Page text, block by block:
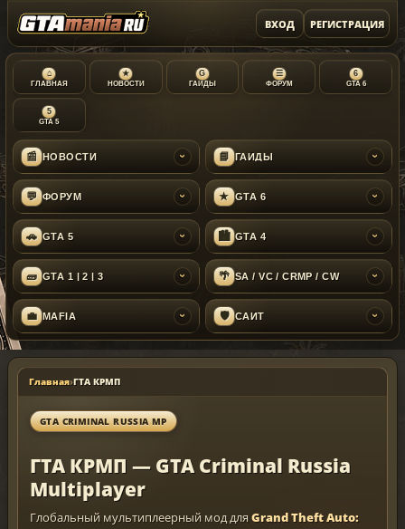
ВХОД РЕГИСТРАЦИЯ
⌂
ГЛАВНАЯ
★
НОВОСТИ
G
ГАЙДЫ
☰
ФОРУМ
6
GTA 6
5
GTA 5
📰 НОВОСТИ › 📘 ГАЙДЫ ›
💬 ФОРУМ › ★ GTA 6 ›
🚗 GTA 5 › 🏙 GTA 4 ›
🧱 GTA 1 | 2 | 3 › 🌴 SA / VC / CRMP / CW ›
💼 MAFIA › 🛡 САЙТ ›
Главная›ГТА КРМП
GTA CRIMINAL RUSSIA MP
ГТА КРМП — GTA Criminal Russia
Multiplayer
Глобальный мультиплеерный мод дляGrand Theft Auto: